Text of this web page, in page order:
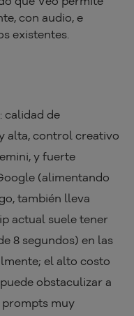
con audio, e
existentes.
calidad de
alta, control creativo
y fuerte
(alimentando
también lleva
actual suele tener
8 segundos) en las
el alto costo
obstaculizar a
prompts muy